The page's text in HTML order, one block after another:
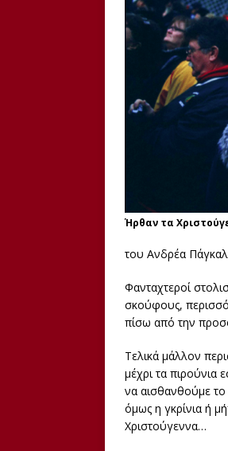
Ήρθαν τα
του Ανδρέα
Φανταχτεροί
σκούφους,
πίσω από την
Τελικά μάλλον
μέχρι τα πιρούνια
να αισθανθούμε
όμως η γκρίνια ή
Χριστούγεννα…